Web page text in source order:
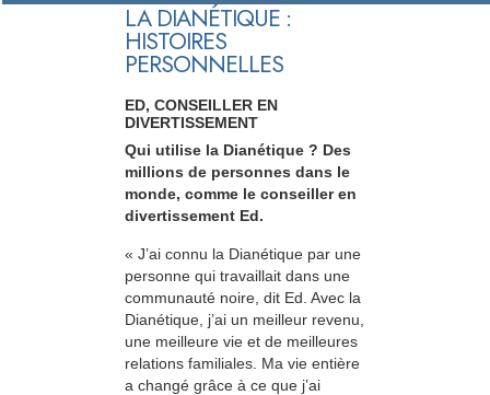
LA DIANÉTIQUE :
HISTOIRES
PERSONNELLES
ED, CONSEILLER EN
DIVERTISSEMENT
Qui utilise la Dianétique ? Des
millions de personnes dans le
monde, comme le conseiller en
divertissement Ed.
« J’ai connu la Dianétique par une
personne qui travaillait dans une
communauté noire, dit Ed. Avec la
Dianétique, j’ai un meilleur revenu,
une meilleure vie et de meilleures
relations familiales. Ma vie entière
a changé grâce à ce que j’ai